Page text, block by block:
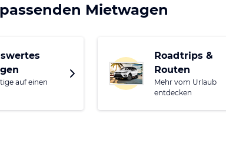
Mietwagen
auf einen
Roadtrips &
Routen
Mehr vom Urlaub
entdecken